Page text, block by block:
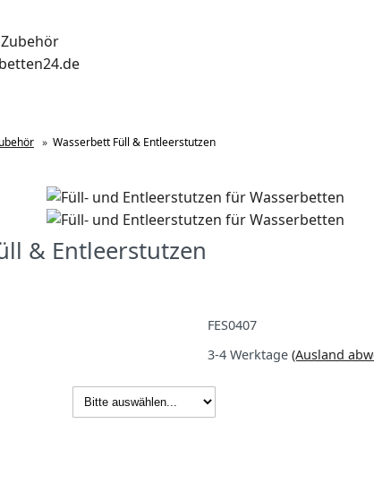
» Wasserbett Füll & Entleerstutzen
& Entleerstutzen
FES0407
3-4 Werktage (Ausland